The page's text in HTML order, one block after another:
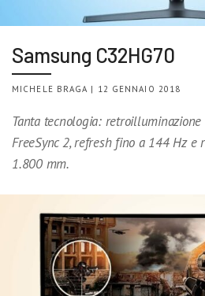
Samsung C32HG70
MICHELE BRAGA | 12 GENNAIO 2018
Tanta tecnologia:
FreeSync 2, refresh fino a 144 Hz
1.800 mm.